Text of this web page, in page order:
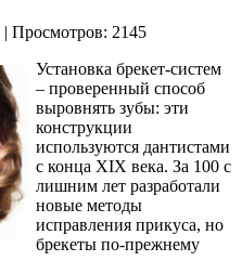
| Просмотров: 2145
Установка брекет-систем
– проверенный способ
выровнять зубы: эти
конструкции
используются дантистами
с конца XIX века. За 100 с
лишним лет разработали
новые методы
исправления прикуса, но
брекеты по-прежнему